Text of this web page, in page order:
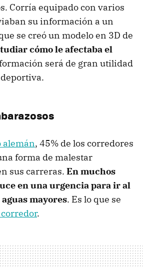
Corría equipado con varios
su información a un
se creó un modelo en 3D de
cómo le afectaba el
será de gran utilidad
alemán, 45% de los corredores
forma de malestar
sus carreras. En muchos
en una urgencia para ir al
mayores. Es lo que se
.